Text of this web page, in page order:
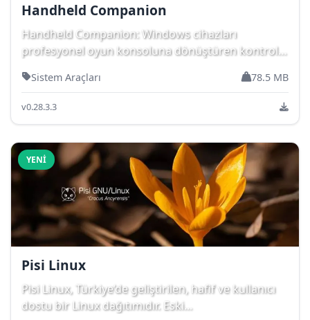
Handheld Companion
Handheld Companion: Windows cihazları
profesyonel oyun konsoluna dönüştüren kontrol
Sistem Araçları 78.5 MB
v0.28.3.3
YENI
Pisi Linux
Pisi Linux, Türkiye’de geliştirilen, hafif ve kullanıcı
dostu bir Linux dağıtımıdır. Eski...